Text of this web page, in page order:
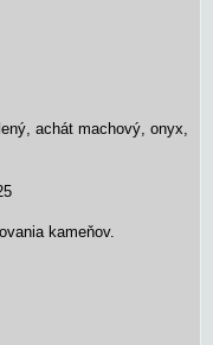
achát machový, onyx,
kameňov.